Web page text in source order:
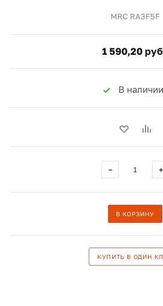
MRC RA3F5F
1 590,20
В наличии
− +
В КОРЗИНУ
КУПИТЬ В ОДИН